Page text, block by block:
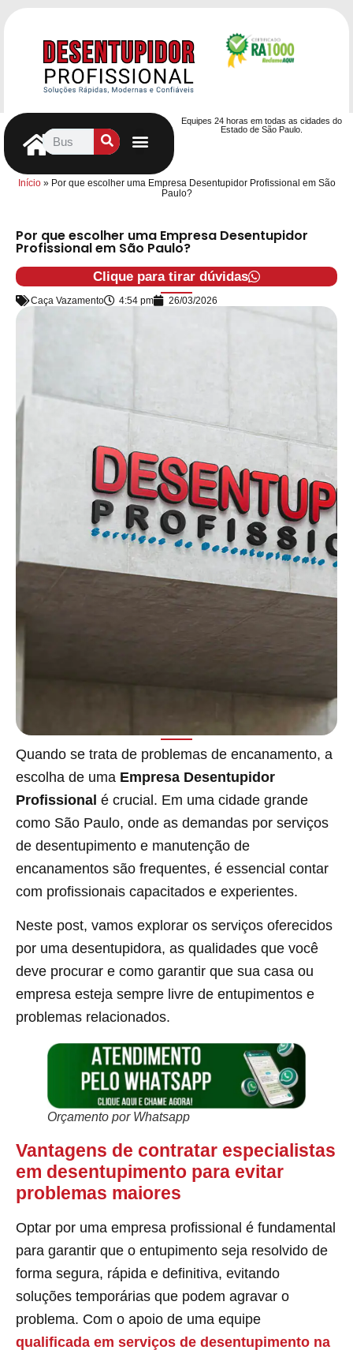
Equipes 24 horas em todas as cidades do
Estado de São Paulo.
Início» Por que escolher uma Empresa Desentupidor Profissional em São
Paulo?
Por que escolher uma Empresa Desentupidor
Profissional em São Paulo?
Clique para tirar dúvidas
Caça Vazamento 4:54 pm 26/03/2026
Quando se trata de problemas de encanamento, a
escolha de uma Empresa Desentupidor
Profissional é crucial. Em uma cidade grande
como São Paulo, onde as demandas por serviços
de desentupimento e manutenção de
encanamentos são frequentes, é essencial contar
com profissionais capacitados e experientes.
Neste post, vamos explorar os serviços oferecidos
por uma desentupidora, as qualidades que você
deve procurar e como garantir que sua casa ou
empresa esteja sempre livre de entupimentos e
problemas relacionados.
Orçamento por Whatsapp
Vantagens de contratar especialistas
em desentupimento para evitar
problemas maiores
Optar por uma empresa profissional é fundamental
para garantir que o entupimento seja resolvido de
forma segura, rápida e definitiva, evitando
soluções temporárias que podem agravar o
problema. Com o apoio de uma equipe
qualificada em serviços de desentupimento na